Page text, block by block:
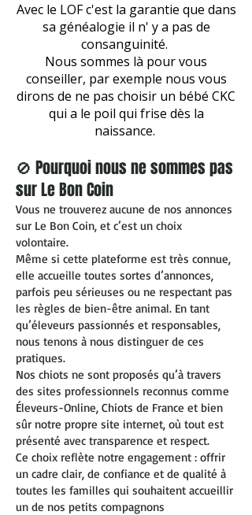
Avec le LOF c'est la garantie que dans
sa généalogie il n' y a pas de
consanguinité.
Nous sommes là pour vous
conseiller, par exemple nous vous
dirons de ne pas choisir un bébé CKC
qui a le poil qui frise dès la
naissance.
🚫 Pourquoi nous ne sommes pas
sur Le Bon Coin
Vous ne trouverez aucune de nos annonces
sur Le Bon Coin, et c’est un choix
volontaire.
Même si cette plateforme est très connue,
elle accueille toutes sortes d’annonces,
parfois peu sérieuses ou ne respectant pas
les règles de bien-être animal. En tant
qu’éleveurs passionnés et responsables,
nous tenons à nous distinguer de ces
pratiques.
Nos chiots ne sont proposés qu’à travers
des sites professionnels reconnus comme
Éleveurs-Online, Chiots de France et bien
sûr notre propre site internet, où tout est
présenté avec transparence et respect.
Ce choix reflète notre engagement : offrir
un cadre clair, de confiance et de qualité à
toutes les familles qui souhaitent accueillir
un de nos petits compagnons